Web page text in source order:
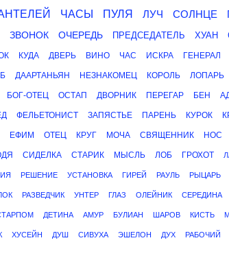
ЧАСЫ ПУЛЯ ЛУЧ СОЛНЦЕ
ЗВОНОК ОЧЕРЕДЬ ПРЕДСЕДАТЕЛЬ ХУАН
КУДА ДВЕРЬ ВИНО ЧАС ИСКРА ГЕНЕРАЛ
ДААРТАНЬЯН НЕЗНАКОМЕЦ КОРОЛЬ ЛОПАРЬ
БОГ-ОТЕЦ ОСТАП ДВОРНИК ПЕРЕГАР БЕН
ФЕЛЬЕТОНИСТ ЗАПЯСТЬЕ ПАРЕНЬ КУРОК
ЕФИМ ОТЕЦ КРУГ МОЧА СВЯЩЕННИК НОС
СИДЕЛКА СТАРИК МЫСЛЬ ЛОБ ГРОХОТ
РЕШЕНИЕ УСТАНОВКА ГИРЕЙ РАУЛЬ РЫЦАРЬ
РАЗВЕДЧИК УНТЕР ГЛАЗ ОЛЕЙНИК СЕРЕДИНА
ДЕТИНА АМУР БУЛИАН ШАРОВ КИСТЬ
ХУСЕЙН ДУШ СИВУХА ЭШЕЛОН ДУХ РАБОЧИЙ